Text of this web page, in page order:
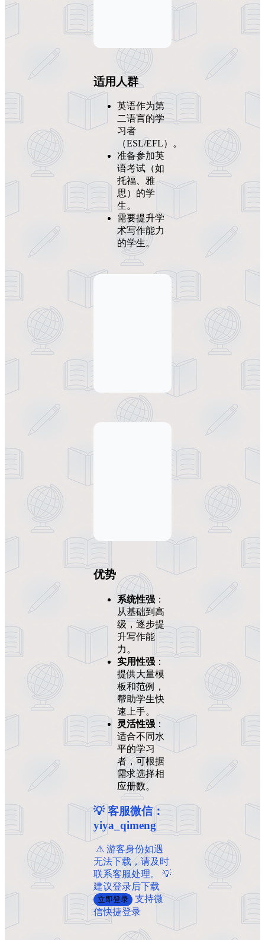
适用人群
英语作为第
二语言的学
习者
（ESL/EFL）。
准备参加英
语考试（如
托福、雅
思）的学
生。
需要提升学
术写作能力
的学生。
优势
系统性强 ：
从基础到高
级，逐步提
升写作能
力。
实用性强 ：
提供大量模
板和范例，
帮助学生快
速上手。
灵活性强 ：
适合不同水
平的学习
者，可根据
需求选择相
应册数。
💡 客服微信：
yiya_qimeng
️ ️⚠ 游客身份如遇
无法下载，请及时
联系客服处理。 💡
建议登录后下载
立即登录
支持微
信快捷登录